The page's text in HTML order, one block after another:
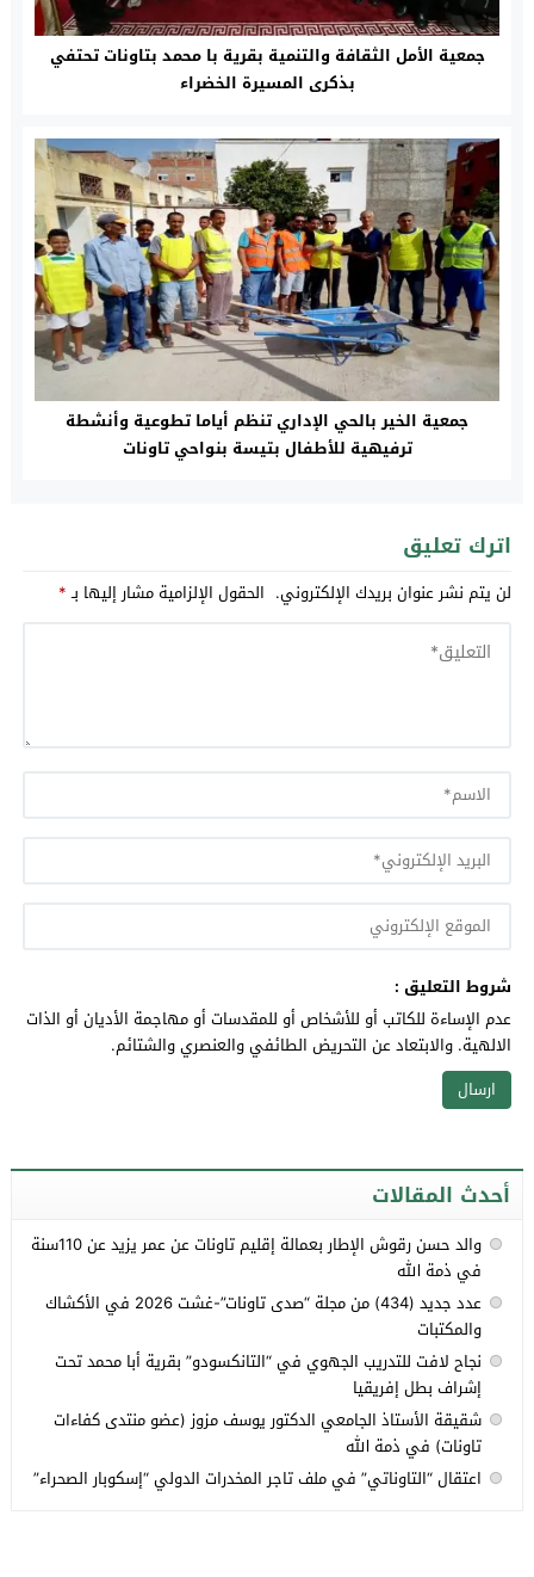
جمعية الأمل الثقافة والتنمية بقرية با محمد بتاونات تحتفي
بذكرى المسيرة الخضراء
جمعية الخير بالحي الإداري تنظم أياما تطوعية وأنشطة
ترفيهية للأطفال بتيسة بنواحي تاونات
اترك تعليق
لن يتم نشر عنوان بريدك الإلكتروني. الحقول الإلزامية مشار إليها بـ*
شروط التعليق :
عدم الإساءة للكاتب أو للأشخاص أو للمقدسات أو مهاجمة الأديان أو الذات
الالهية. والابتعاد عن التحريض الطائفي والعنصري والشتائم.
أحدث المقالات
والد حسن رقوش الإطار بعمالة إقليم تاونات عن عمر يزيد عن 110سنة
في ذمة الله
عدد جديد (434) من مجلة “صدى تاونات”-غشت 2026 في الأكشاك
والمكتبات
نجاح لافت للتدريب الجهوي في “التانكسودو” بقرية أبا محمد تحت
إشراف بطل إفريقيا
شقيقة الأستاذ الجامعي الدكتور يوسف مزوز (عضو منتدى كفاءات
تاونات) في ذمة الله
اعتقال “التاوناتي” في ملف تاجر المخدرات الدولي “إسكوبار الصحراء”